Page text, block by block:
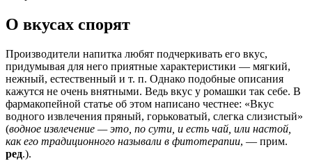
О вкусах спорят
Производители напитка любят подчеркивать его вкус,
придумывая для него приятные характеристики — мягкий,
нежный, естественный и т. п. Однако подобные описания
кажутся не очень внятными. Ведь вкус у ромашки так себе. В
фармакопейной статье об этом написано честнее: «Вкус
водного извлечения пряный, горьковатый, слегка слизистый»
(водное извлечение — это, по сути, и есть чай, или настой,
как его традиционного называли в фитотерапии, — прим.
ред.).